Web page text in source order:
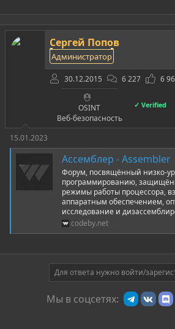
Сергей Попов
Администратор
30.12.2015 6 227 6
OSINT
Веб-безопасность
✓ Verified
15.01.2023
Ассемблер - Assembler
Форум, посвящённый низко-
программированию,
режимы работы процессора,
аппаратным обеспечением,
исследование и
codeby.net
Для ответа нужно войти/
Мы в соцсетях: